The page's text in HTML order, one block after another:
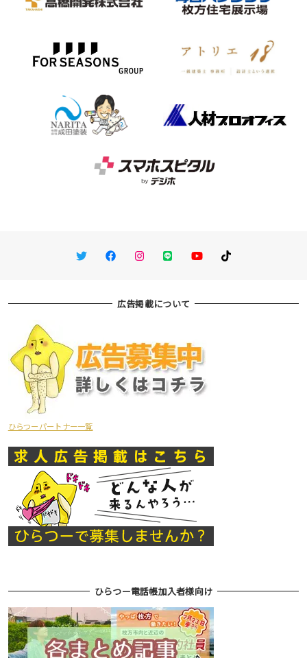
TwitterFacebookInstagram
LINE You TubeTikTok
広告掲載について
ひらつーパートナー一覧
ひらつー電話帳加入者様向け